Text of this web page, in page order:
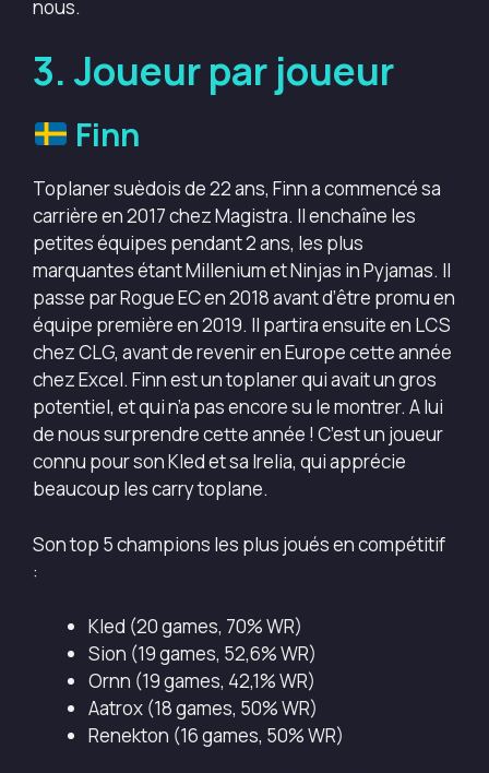
nous.
3. Joueur par joueur
Finn
Toplaner suèdois de 22 ans, Finn a commencé sa
carrière en 2017 chez Magistra. Il enchaîne les
petites équipes pendant 2 ans, les plus
marquantes étant Millenium et Ninjas in Pyjamas. Il
passe par Rogue EC en 2018 avant d’être promu en
équipe première en 2019. Il partira ensuite en LCS
chez CLG, avant de revenir en Europe cette année
chez Excel. Finn est un toplaner qui avait un gros
potentiel, et qui n’a pas encore su le montrer. A lui
de nous surprendre cette année ! C’est un joueur
connu pour son Kled et sa Irelia, qui apprécie
beaucoup les carry toplane.
Son top 5 champions les plus joués en compétitif
:
Kled (20 games, 70% WR)
Sion (19 games, 52,6% WR)
Ornn (19 games, 42,1% WR)
Aatrox (18 games, 50% WR)
Renekton (16 games, 50% WR)